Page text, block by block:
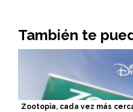
También te
Zootopia, cada vez más